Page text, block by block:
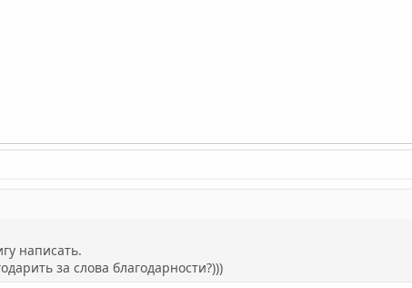
написать.
за слова благодарности?)))